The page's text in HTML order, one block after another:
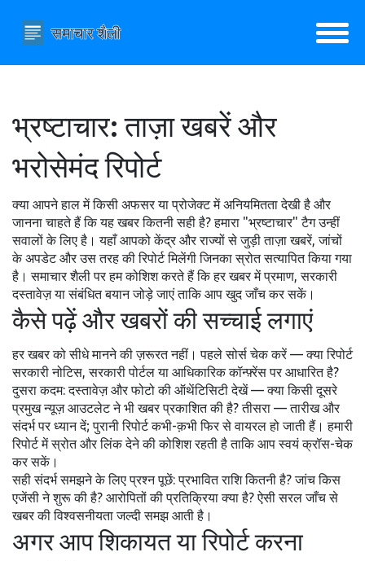
भ्रष्टाचार: ताज़ा खबरें और
भरोसेमंद रिपोर्ट
क्या आपने हाल में किसी अफसर या प्रोजेक्ट में अनियमितता देखी है और
जानना चाहते हैं कि यह खबर कितनी सही है? हमारा "भ्रष्टाचार" टैग उन्हीं
सवालों के लिए है। यहाँ आपको केंद्र और राज्यों से जुड़ी ताज़ा खबरें, जांचों
के अपडेट और उस तरह की रिपोर्ट मिलेंगी जिनका स्रोत सत्यापित किया गया
है। समाचार शैली पर हम कोशिश करते हैं कि हर खबर में प्रमाण, सरकारी
दस्तावेज़ या संबंधित बयान जोड़े जाएं ताकि आप खुद जाँच कर सकें।
कैसे पढ़ें और खबरों की सच्चाई लगाएं
हर खबर को सीधे मानने की ज़रूरत नहीं। पहले सोर्स चेक करें — क्या रिपोर्ट
सरकारी नोटिस, सरकारी पोर्टल या आधिकारिक कॉन्फ़्रेंस पर आधारित है?
दुसरा कदम: दस्तावेज़ और फोटो की ऑथेंटिसिटी देखें — क्या किसी दूसरे
प्रमुख न्यूज़ आउटलेट ने भी खबर प्रकाशित की है? तीसरा — तारीख और
संदर्भ पर ध्यान दें; पुरानी रिपोर्ट कभी-क़भी फिर से वायरल हो जाती हैं। हमारी
रिपोर्ट में स्रोत और लिंक देने की कोशिश रहती है ताकि आप स्वयं क्रॉस-चेक
कर सकें।
सही संदर्भ समझने के लिए प्रश्न पूछें: प्रभावित राशि कितनी है? जांच किस
एजेंसी ने शुरू की है? आरोपितों की प्रतिक्रिया क्या है? ऐसी सरल जाँच से
खबर की विश्वसनीयता जल्दी समझ आती है।
अगर आप शिकायत या रिपोर्ट करना